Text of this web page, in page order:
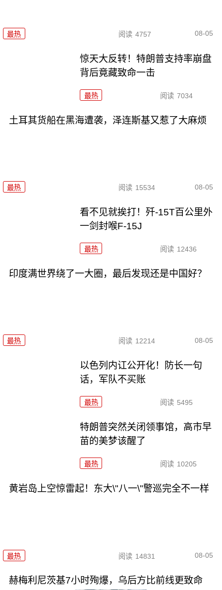
最热 阅读 4757 08-05
惊天大反转！特朗普支持率崩盘
背后竟藏致命一击
最热 阅读 7034
土耳其货船在黑海遭袭，泽连斯基又惹了大麻烦
最热 阅读 15534 08-05
看不见就挨打！歼-15T百公里外
一剑封喉F-15J
最热 阅读 12436
印度满世界绕了一大圈，最后发现还是中国好？
最热 阅读 12214 08-05
以色列内讧公开化！防长一句
话，军队不买账
最热 阅读 5495
特朗普突然关闭领事馆，高市早
苗的美梦该醒了
最热 阅读 10205
黄岩岛上空惊雷起！东大\"八一\"警巡完全不一样
最热 阅读 14831 08-05
赫梅利尼茨基7小时殉爆，乌后方比前线更致命